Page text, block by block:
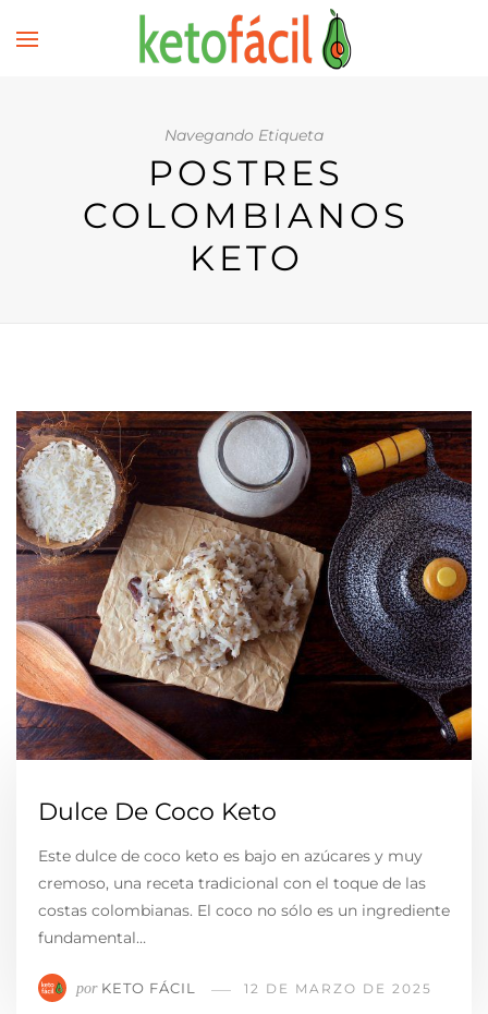
Navegando Etiqueta
POSTRES
COLOMBIANOS
KETO
Dulce De Coco Keto
Este dulce de coco keto es bajo en azúcares y muy
cremoso, una receta tradicional con el toque de las
costas colombianas. El coco no sólo es un ingrediente
fundamental…
por KETO FÁCIL 12 DE MARZO DE 2025